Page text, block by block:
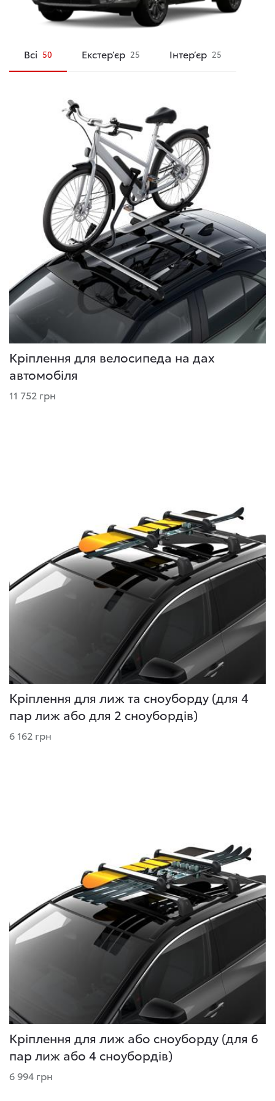
Всі 50 Екстер’єр 25 Інтер’єр 25
Кріплення для велосипеда на дах
автомобіля
11 752 грн
Кріплення для лиж та сноуборду (для 4
пар лиж або для 2 сноубордів)
6 162 грн
Кріплення для лиж або сноуборду (для 6
пар лиж або 4 сноубордів)
6 994 грн